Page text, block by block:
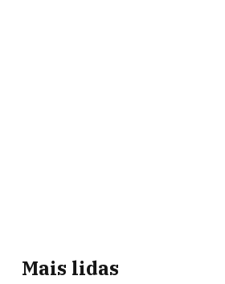
Mais lidas